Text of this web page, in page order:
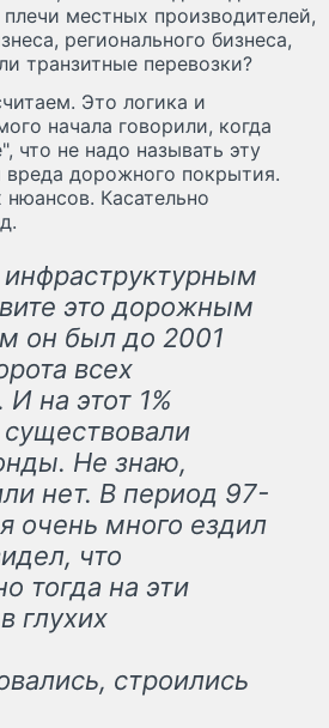
местных производителей,
регионального бизнеса,
транзитные перевозки?
Это логика и
начала говорили, когда
что не надо называть эту
дорожного покрытия.
Касательно
инфраструктурным
это дорожным
он был до 2001
всех
на этот 1%
Не знаю,
нет. В период 97-
очень много ездил
что
тогда на эти
глухих
строились